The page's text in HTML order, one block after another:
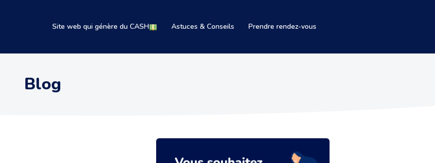
Site web qui génère du CASH Astuces & Conseils Prendre rendez-vous
Blog